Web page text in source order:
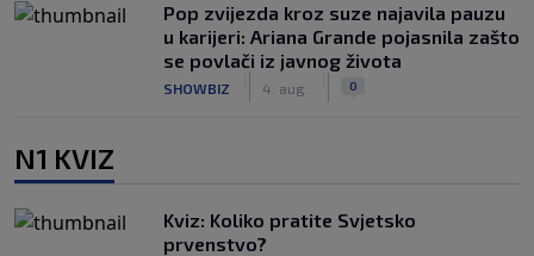
Pop zvijezda kroz suze najavila pauzu
u karijeri: Ariana Grande pojasnila zašto
se povlači iz javnog života
SHOWBIZ 4. aug. 0
N1 KVIZ
Kviz: Koliko pratite Svjetsko
prvenstvo?